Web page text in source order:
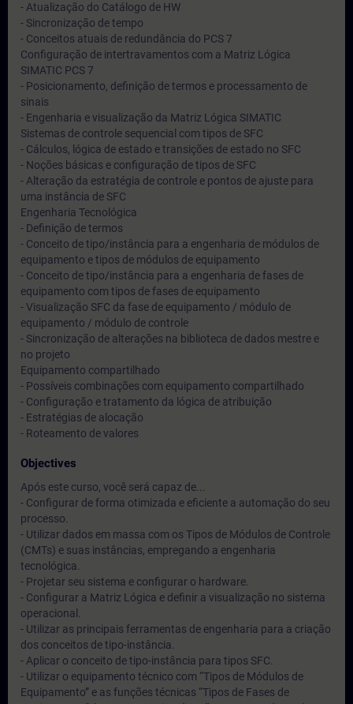
- Atualização do Catálogo de HW
- Sincronização de tempo
- Conceitos atuais de redundância do PCS 7
Configuração de intertravamentos com a Matriz Lógica
SIMATIC PCS 7
- Posicionamento, definição de termos e processamento de
sinais
- Engenharia e visualização da Matriz Lógica SIMATIC
Sistemas de controle sequencial com tipos de SFC
- Cálculos, lógica de estado e transições de estado no SFC
- Noções básicas e configuração de tipos de SFC
- Alteração da estratégia de controle e pontos de ajuste para
uma instância de SFC
Engenharia Tecnológica
- Definição de termos
- Conceito de tipo/instância para a engenharia de módulos de
equipamento e tipos de módulos de equipamento
- Conceito de tipo/instância para a engenharia de fases de
equipamento com tipos de fases de equipamento
- Visualização SFC da fase de equipamento / módulo de
equipamento / módulo de controle
- Sincronização de alterações na biblioteca de dados mestre e
no projeto
Equipamento compartilhado
- Possíveis combinações com equipamento compartilhado
- Configuração e tratamento da lógica de atribuição
- Estratégias de alocação
- Roteamento de valores
Objectives
Após este curso, você será capaz de...
- Configurar de forma otimizada e eficiente a automação do seu
processo.
- Utilizar dados em massa com os Tipos de Módulos de Controle
(CMTs) e suas instâncias, empregando a engenharia
tecnológica.
- Projetar seu sistema e configurar o hardware.
- Configurar a Matriz Lógica e definir a visualização no sistema
operacional.
- Utilizar as principais ferramentas de engenharia para a criação
dos conceitos de tipo-instância.
- Aplicar o conceito de tipo-instância para tipos SFC.
- Utilizar o equipamento técnico com “Tipos de Módulos de
Equipamento” e as funções técnicas “Tipos de Fases de